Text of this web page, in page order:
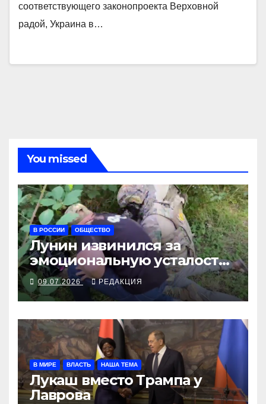
соответствующего законопроекта Верховной
радой, Украина в…
You missed
В РОССИИ ОБЩЕСТВО
Лунин извинился за
эмоциональную усталость,
ФСБ арестовывает
настоящих противников
09.07.2026 РЕДАКЦИЯ
В МИРЕ ВЛАСТЬ НАША ТЕМА
Лукаш вместо Трампа у
Лаврова